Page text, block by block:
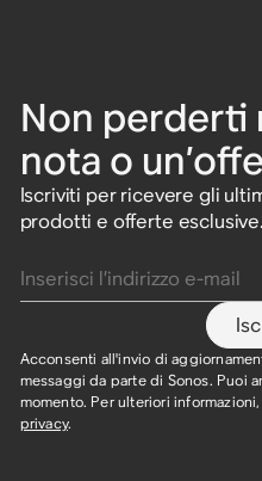
Non perderti
nota o
Iscriviti per ricevere gli
prodotti e offerte esclusive.
Acconsenti all'invio di
messaggi da parte di Sonos. Puoi
momento. Per ulteriori
privacy.